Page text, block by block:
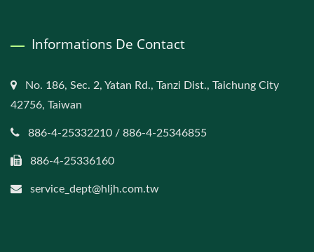
Informations De Contact
No. 186, Sec. 2, Yatan Rd., Tanzi Dist., Taichung City
42756, Taiwan
886-4-25332210 / 886-4-25346855
886-4-25336160
service_dept@hljh.com.tw